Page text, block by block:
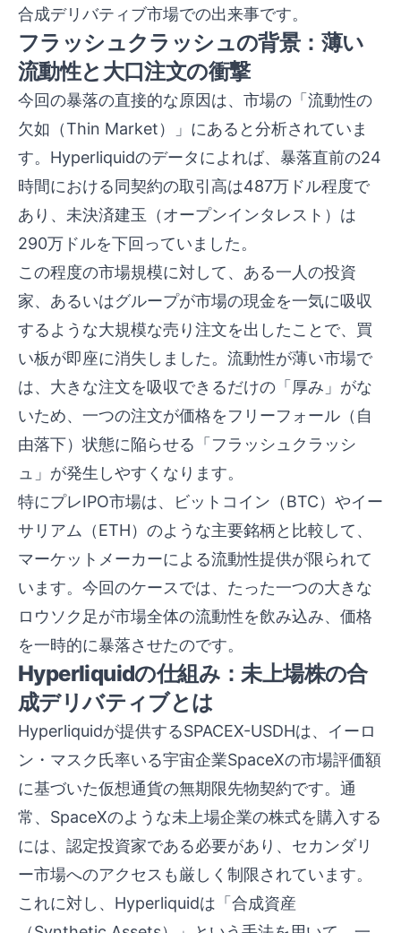
合成デリバティブ市場での出来事です。
フラッシュクラッシュの背景：薄い
流動性と大口注文の衝撃
今回の暴落の直接的な原因は、市場の「流動性の
欠如（Thin Market）」にあると分析されていま
す。Hyperliquidのデータによれば、暴落直前の24
時間における同契約の取引高は487万ドル程度で
あり、未決済建玉（オープンインタレスト）は
290万ドルを下回っていました。
この程度の市場規模に対して、ある一人の投資
家、あるいはグループが市場の現金を一気に吸収
するような大規模な売り注文を出したことで、買
い板が即座に消失しました。流動性が薄い市場で
は、大きな注文を吸収できるだけの「厚み」がな
いため、一つの注文が価格をフリーフォール（自
由落下）状態に陥らせる「フラッシュクラッシ
ュ」が発生しやすくなります。
特にプレIPO市場は、ビットコイン（BTC）やイー
サリアム（ETH）のような主要銘柄と比較して、
マーケットメーカーによる流動性提供が限られて
います。今回のケースでは、たった一つの大きな
ロウソク足が市場全体の流動性を飲み込み、価格
を一時的に暴落させたのです。
Hyperliquidの仕組み：未上場株の合
成デリバティブとは
Hyperliquidが提供するSPACEX-USDHは、イーロ
ン・マスク氏率いる宇宙企業SpaceXの市場評価額
に基づいた仮想通貨の無期限先物契約です。通
常、SpaceXのような未上場企業の株式を購入する
には、認定投資家である必要があり、セカンダリ
ー市場へのアクセスも厳しく制限されています。
これに対し、Hyperliquidは「合成資産